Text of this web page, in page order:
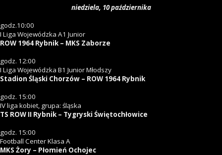
niedziela, 10 października
godz.10:00
I Liga Wojewódzka A1 Junior
ROW 1964 Rybnik – MKS Zaborze
godz. 12:00
I Liga Wojewódzka B1 Junior Młodszy
Stadion Śląski Chorzów – ROW 1964 Rybnik
godz. 15:00
IV liga kobiet, grupa: śląska
TS ROW II Rybnik – Tygryski Świętochłowice
godz. 15:00
Football Center Klasa A
MKS Żory – Płomień Ochojec